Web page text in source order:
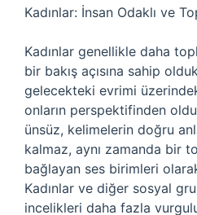
Kadınlar: İnsan Odaklı ve
Kadınlar genellikle daha
bir bakış açısına sahip
gelecekteki evrimi
onların perspektifinden
ünsüz, kelimelerin doğru
kalmaz, aynı zamanda bir
bağlayan ses birimleri
Kadınlar ve diğer sosyal
incelikleri daha fazla